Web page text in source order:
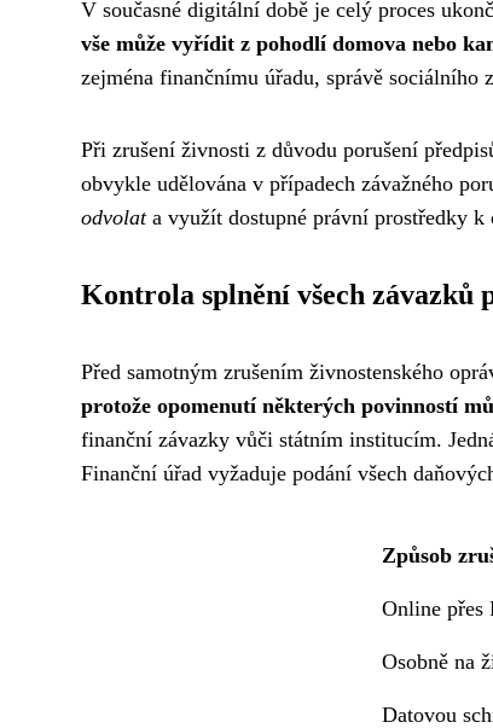
V současné digitální době je celý proces
vše může vyřídit z pohodlí domova nebo
zejména finančnímu úřadu, správě sociálního
Při zrušení živnosti z důvodu porušení
obvykle udělována v případech závažného
odvolata využít dostupné právní prostředky k
Kontrola splnění všech závazků
Před samotným zrušením živnostenského
protože opomenutí některých povinností
finanční závazky vůči státním institucím.
Finanční úřad vyžaduje podání všech
Způsob
Online přes
Osobně na
Datovou